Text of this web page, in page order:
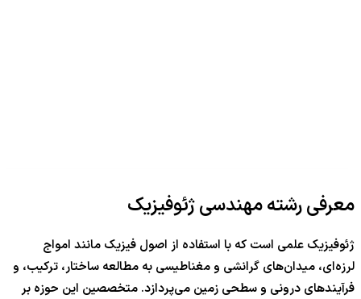
معرفی رشته مهندسی ژئوفیزیک
ژئوفیزیک علمی است که با استفاده از اصول فیزیک مانند امواج
لرزه‌ای، میدان‌های گرانشی و مغناطیسی به مطالعه ساختار، ترکیب، و
فرآیندهای درونی و سطحی زمین می‌پردازد. متخصصین این حوزه بر